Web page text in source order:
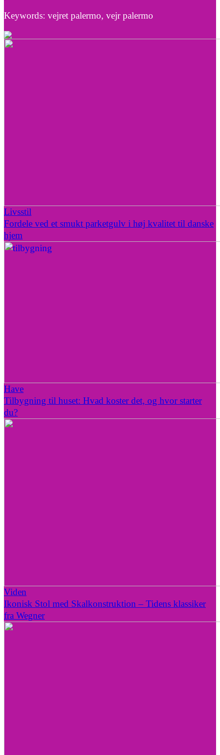
Keywords: vejret palermo, vejr palermo
Livsstil
Fordele ved et smukt parketgulv i høj kvalitet til danske
hjem
Have
Tilbygning til huset: Hvad koster det, og hvor starter
du?
Viden
Ikonisk Stol med Skalkonstruktion – Tidens klassiker
fra Wegner